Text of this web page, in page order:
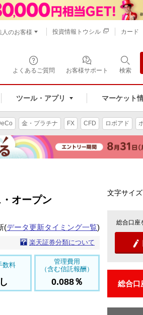
よくあるご質問 お客様サポート 検索
ツール・アプリ マーケット
人のお客様 投資情報トウシル カード
金・プラチナ FX CFD ロボアド
オープン
(データ更新タイミング一覧)
楽天証券分類について
数料
管理費用
（含む信託報酬）
0.088％
文字サイズ
総合口座

総合口